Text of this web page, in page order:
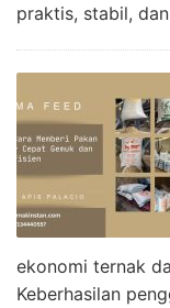
praktis, stabil,
ekonomi ternak
Keberhasilan